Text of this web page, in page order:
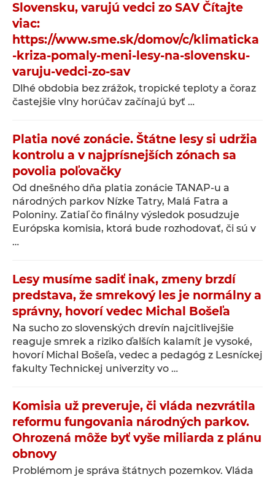
Slovensku, varujú vedci zo SAV Čítajte
viac:
https://www.sme.sk/domov/c/klimaticka
-kriza-pomaly-meni-lesy-na-slovensku-
varuju-vedci-zo-sav
Dlhé obdobia bez zrážok, tropické teploty a čoraz
častejšie vlny horúčav začínajú byť …
Platia nové zonácie. Štátne lesy si udržia
kontrolu a v najprísnejších zónach sa
povolia poľovačky
Od dnešného dňa platia zonácie TANAP-u a
národných parkov Nízke Tatry, Malá Fatra a
Poloniny. Zatiaľ čo finálny výsledok posudzuje
Európska komisia, ktorá bude rozhodovať, či sú v
…
Lesy musíme sadiť inak, zmeny brzdí
predstava, že smrekový les je normálny a
správny, hovorí vedec Michal Bošeľa
Na sucho zo slovenských drevín najcitlivejšie
reaguje smrek a riziko ďalších kalamít je vysoké,
hovorí Michal Bošeľa, vedec a pedagóg z Lesníckej
fakulty Technickej univerzity vo …
Komisia už preveruje, či vláda nezvrátila
reformu fungovania národných parkov.
Ohrozená môže byť vyše miliarda z plánu
obnovy
Problémom je správa štátnych pozemkov. Vláda